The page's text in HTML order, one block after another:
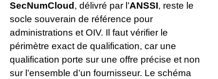
SecNumCloud , délivré par l’ANSSI, reste le
socle souverain de référence pour
administrations et OIV. Il faut vérifier le
périmètre exact de qualification, car une
qualification porte sur une offre précise et non
sur l’ensemble d’un fournisseur. Le schéma